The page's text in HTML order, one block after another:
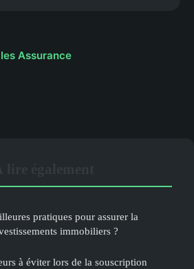
Assurance
pratiques pour assurer la
immobiliers ?
à éviter lors de la souscription